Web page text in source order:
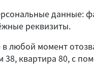
данные:
реквизиты.
любой момент
квартира 80, с